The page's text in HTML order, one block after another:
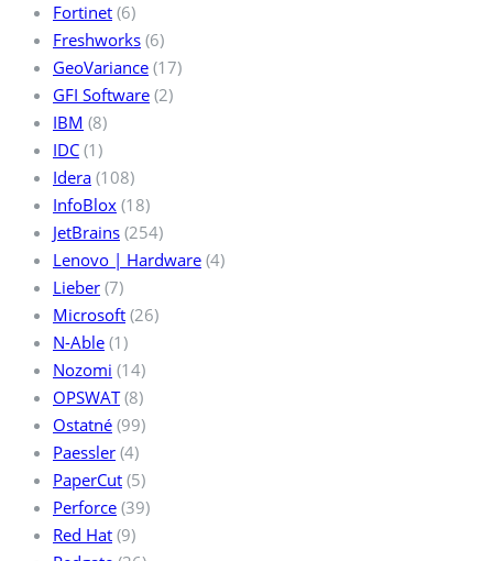
Fortinet (6)
Freshworks (6)
GeoVariance (17)
GFI Software (2)
IBM (8)
IDC (1)
Idera (108)
InfoBlox (18)
JetBrains (254)
Lenovo | Hardware (4)
Lieber (7)
Microsoft (26)
N-Able (1)
Nozomi (14)
OPSWAT(8)
Ostatné (99)
Paessler (4)
PaperCut (5)
Perforce (39)
Red Hat (9)